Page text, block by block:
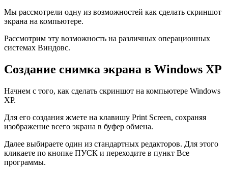
Мы рассмотрели одну из возможностей как сделать скриншот
экрана на компьютере.
Рассмотрим эту возможность на различных операционных
системах Виндовс.
Создание снимка экрана в Windows XP
Начнем с того, как сделать скриншот на компьютере Windows
XP.
Для его создания жмете на клавишу Print Screen, сохраняя
изображение всего экрана в буфер обмена.
Далее выбираете один из стандартных редакторов. Для этого
кликаете по кнопке ПУСК и переходите в пункт Все
программы.